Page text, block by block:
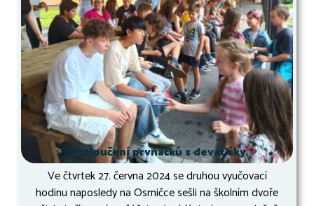
Rozloučení prvňáčků s deváťáky
Ve čtvrtek 27. června 2024 se druhou vyučovací
hodinu naposledy na Osmičce sešli na školním dvoře